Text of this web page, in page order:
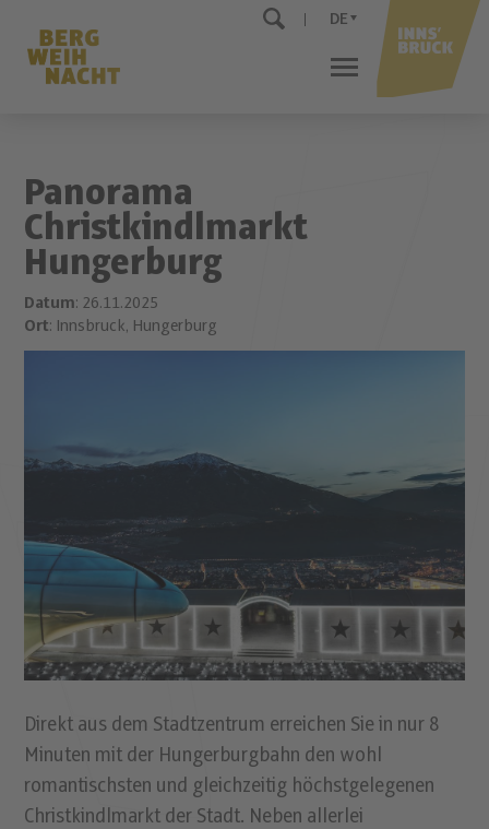
DE
Panorama
Christkindlmarkt
Hungerburg
Datum: 26.11.2025
Ort: Innsbruck, Hungerburg
Direkt aus dem Stadtzentrum erreichen Sie in nur 8
Minuten mit der Hungerburgbahn den wohl
romantischsten und gleichzeitig höchstgelegenen
Christkindlmarkt der Stadt. Neben allerlei